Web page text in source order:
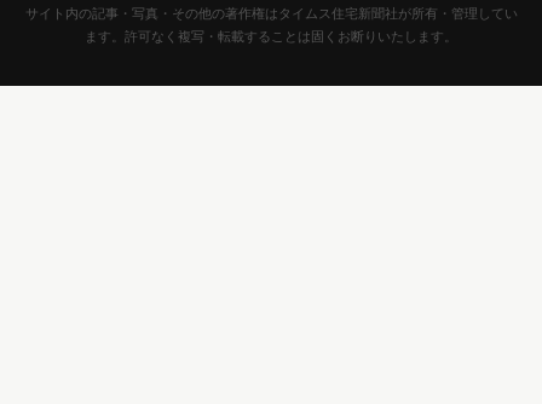
サイト内の記事・写真・その他の著作権はタイムス住宅新聞社が所有・管理してい
ます。許可なく複写・転載することは固くお断りいたします。